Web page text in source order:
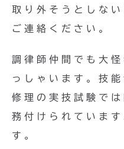
取り外そうとしな
ご連絡ください。
調律師仲間でも大
っしゃいます。技
修理の実技試験で
務付けられていま
す。